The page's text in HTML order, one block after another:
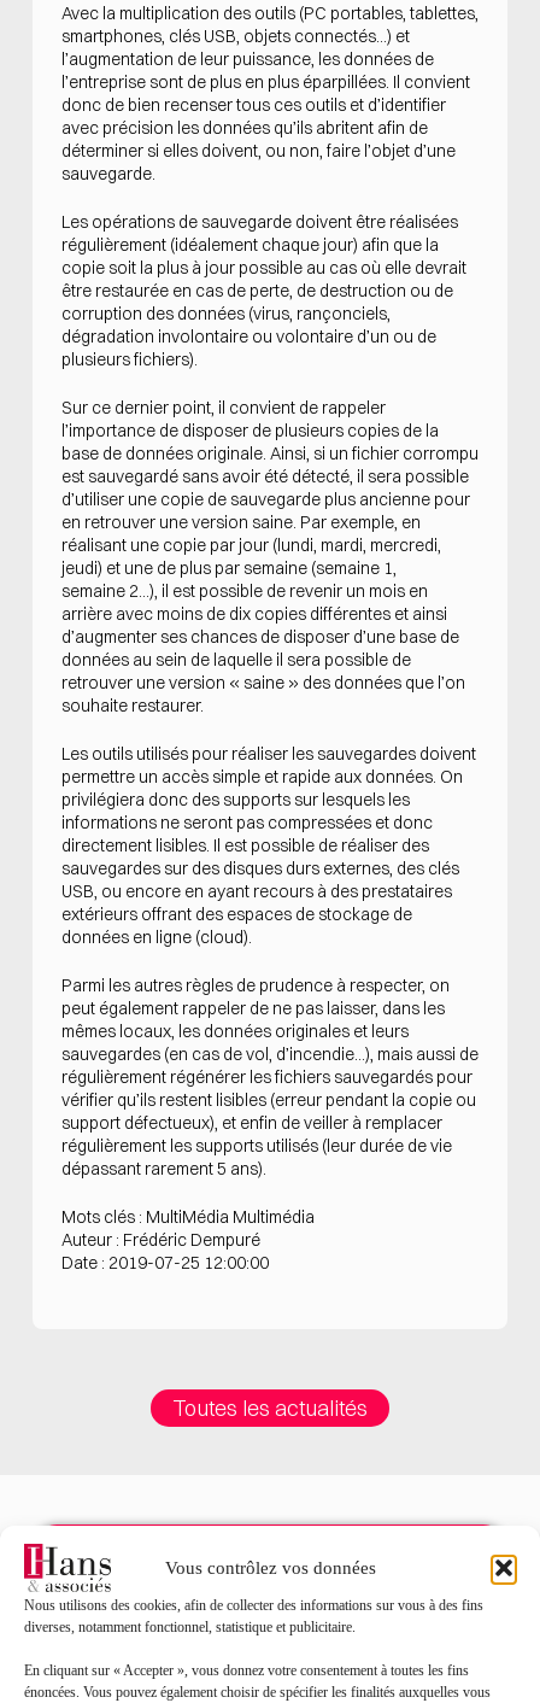
Vous contrôlez vos données
Nous utilisons des cookies, afin de collecter des informations sur vous à des fins
diverses, notamment fonctionnel, statistique et publicitaire.
En cliquant sur « Accepter », vous donnez votre consentement à toutes les fins
énoncées. Vous pouvez également choisir de spécifier les finalités auxquelles vous
Avec la multiplication des outils (PC portables, tablettes,
smartphones, clés USB, objets connectés…) et
l’augmentation de leur puissance, les données de
l’entreprise sont de plus en plus éparpillées. Il convient
donc de bien recenser tous ces outils et d’identifier
avec précision les données qu’ils abritent afin de
déterminer si elles doivent, ou non, faire l’objet d’une
sauvegarde.
Les opérations de sauvegarde doivent être réalisées
régulièrement (idéalement chaque jour) afin que la
copie soit la plus à jour possible au cas où elle devrait
être restaurée en cas de perte, de destruction ou de
corruption des données (virus, rançonciels,
dégradation involontaire ou volontaire d’un ou de
plusieurs fichiers).
Sur ce dernier point, il convient de rappeler
l’importance de disposer de plusieurs copies de la
base de données originale. Ainsi, si un fichier corrompu
est sauvegardé sans avoir été détecté, il sera possible
d’utiliser une copie de sauvegarde plus ancienne pour
en retrouver une version saine. Par exemple, en
réalisant une copie par jour (lundi, mardi, mercredi,
jeudi) et une de plus par semaine (semaine 1,
semaine 2…), il est possible de revenir un mois en
arrière avec moins de dix copies différentes et ainsi
d’augmenter ses chances de disposer d’une base de
données au sein de laquelle il sera possible de
retrouver une version « saine » des données que l’on
souhaite restaurer.
Les outils utilisés pour réaliser les sauvegardes doivent
permettre un accès simple et rapide aux données. On
privilégiera donc des supports sur lesquels les
informations ne seront pas compressées et donc
directement lisibles. Il est possible de réaliser des
sauvegardes sur des disques durs externes, des clés
USB, ou encore en ayant recours à des prestataires
extérieurs offrant des espaces de stockage de
données en ligne (cloud).
Parmi les autres règles de prudence à respecter, on
peut également rappeler de ne pas laisser, dans les
mêmes locaux, les données originales et leurs
sauvegardes (en cas de vol, d’incendie…), mais aussi de
régulièrement régénérer les fichiers sauvegardés pour
vérifier qu’ils restent lisibles (erreur pendant la copie ou
support défectueux), et enfin de veiller à remplacer
régulièrement les supports utilisés (leur durée de vie
dépassant rarement 5 ans).
Mots clés : MultiMédia Multimédia
Auteur : Frédéric Dempuré
Date : 2019-07-25 12:00:00
Toutes les actualités
Nom*